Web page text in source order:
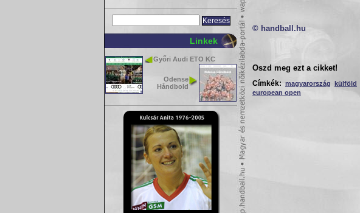
Linkek
Győri Audi ETO KC
Odense
Håndbold
© handball.hu
Oszd meg ezt a cikket!
Címkék: magyarország külföld
european open